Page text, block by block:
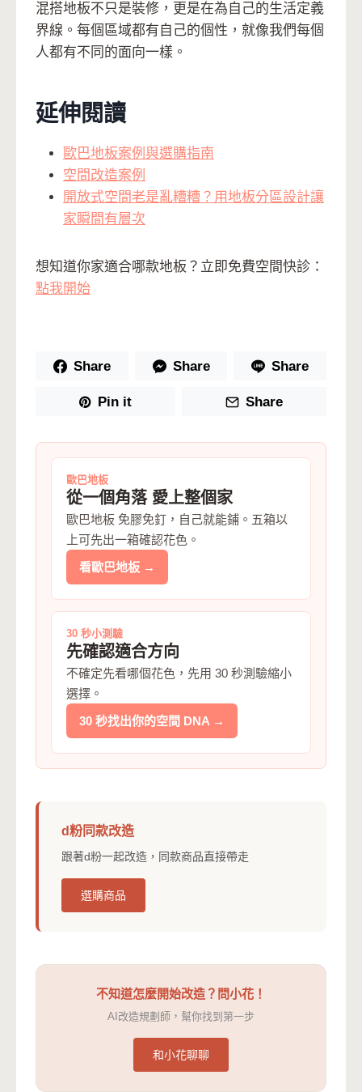
混搭地板不只是裝修，更是在為自己的生活定義
界線。每個區域都有自己的個性，就像我們每個
人都有不同的面向一樣。
延伸閱讀
歐巴地板案例與選購指南
空間改造案例
開放式空間老是亂糟糟？用地板分區設計讓
家瞬間有層次
想知道你家適合哪款地板？立即免費空間快診：
點我開始
Share Share Share
Pin it Share
歐巴地板
從一個角落 愛上整個家
歐巴地板 免膠免釘，自己就能鋪。五箱以
上可先出一箱確認花色。
看歐巴地板 →
30 秒小測驗
先確認適合方向
不確定先看哪個花色，先用 30 秒測驗縮小
選擇。
30 秒找出你的空間 DNA →
d粉同款改造
跟著d粉一起改造，同款商品直接帶走
選購商品
不知道怎麼開始改造？問小花！
AI改造規劃師，幫你找到第一步
和小花聊聊